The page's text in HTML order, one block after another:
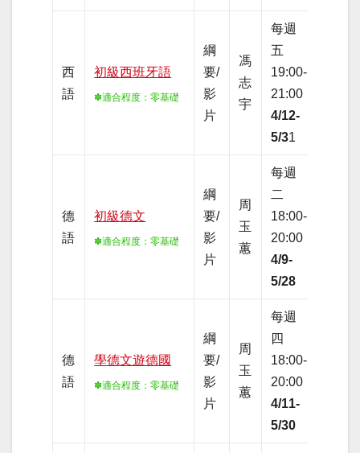
西
語
初級西班牙語
✽適合程度 ：零基礎
綱
要/
影
片
馮
志
宇
每週
五
19:00-
21:00
4/12-
5/31
德
語
初級德文
✽適合程度 ：零基礎
綱
要/
影
片
周
玉
蕙
每週
二
18:00-
20:00
4/9-
5/28
德
語
學德文遊德國
✽適合程度 ：零基礎
綱
要/
影
片
周
玉
蕙
每週
四
18:00-
20:00
4/11-
5/30